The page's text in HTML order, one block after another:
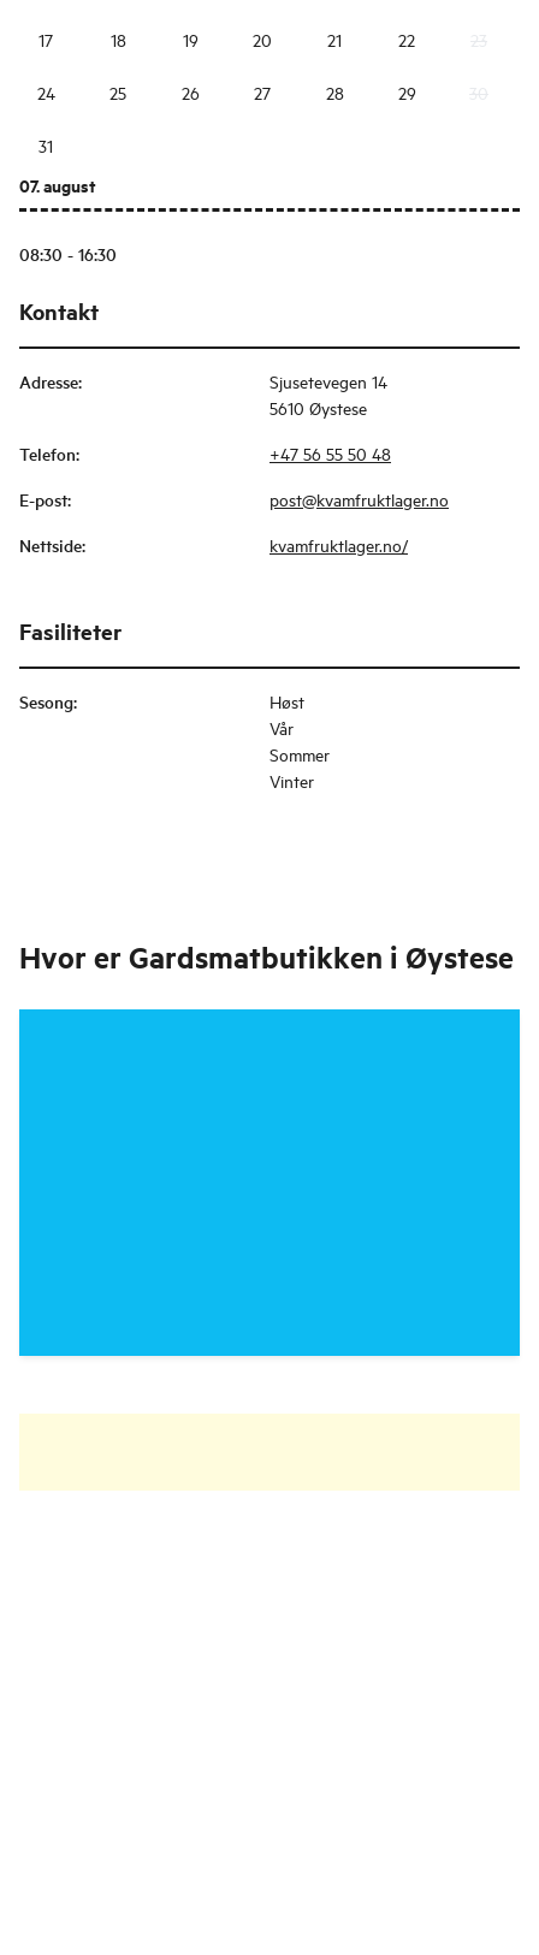
17 18 19 20 21 22
24 25 26 27 28 29
31
07. august
08:30 - 16:30
Kontakt
Adresse:
Sjusetevegen 14
5610 Øystese
Telefon: +47 56 55 50 48
E-post: post@kvamfruktlager.no
Nettside: kvamfruktlager.no/
Fasiliteter
Sesong:
Høst
Vår
Sommer
Vinter
Hvor er Gardsmatbutikken i Øystese